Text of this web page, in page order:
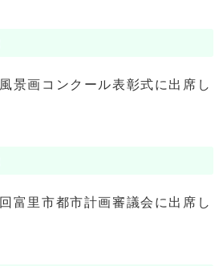
景画コンクール表彰式に出席し
富里市都市計画審議会に出席し